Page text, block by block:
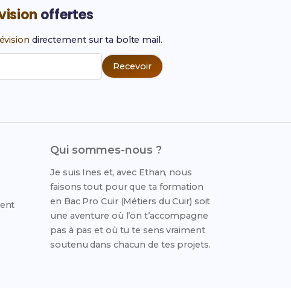
offertes
directement sur ta boîte mail.
Recevoir
Qui sommes-nous ?
Je suis Ines et, avec Ethan, nous
faisons tout pour que ta formation
en Bac Pro Cuir (Métiers du Cuir) soit
une aventure où l’on t’accompagne
pas à pas et où tu te sens vraiment
soutenu dans chacun de tes projets.